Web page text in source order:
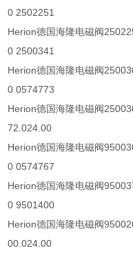
0 2502251
Herion德国海隆电磁阀
0 2500341
Herion德国海隆电磁阀
0 0574773
Herion德国海隆电磁阀
72.024.00
Herion德国海隆电磁阀
0 0574767
Herion德国海隆电磁阀
0 9501400
Herion德国海隆电磁阀
00.024.00